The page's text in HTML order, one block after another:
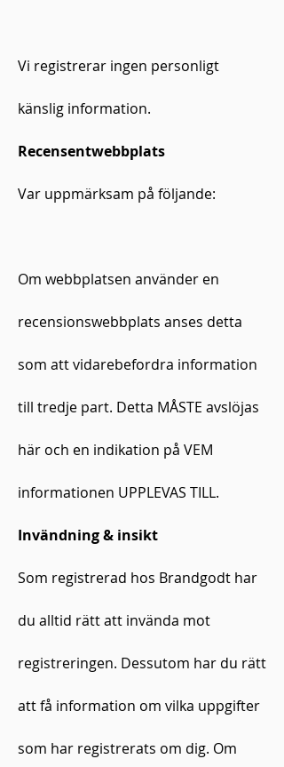
Vi registrerar ingen personligt
känslig information.
Recensentwebbplats
Var uppmärksam på följande:
Om webbplatsen använder en
recensionswebbplats anses detta
som att vidarebefordra information
till tredje part. Detta MÅSTE avslöjas
här och en indikation på VEM
informationen UPPLEVAS TILL.
Invändning & insikt
Som registrerad hos Brandgodt har
du alltid rätt att invända mot
registreringen. Dessutom har du rätt
att få information om vilka uppgifter
som har registrerats om dig. Om